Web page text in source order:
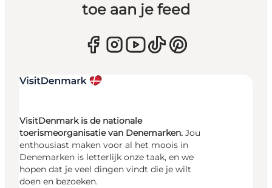
toe aan je feed
VisitDenmark is de nationale
toerismeorganisatie van Denemarken. Jou
enthousiast maken voor al het moois in
Denemarken is letterlijk onze taak, en we
hopen dat je veel dingen vindt die je wilt
doen en bezoeken.